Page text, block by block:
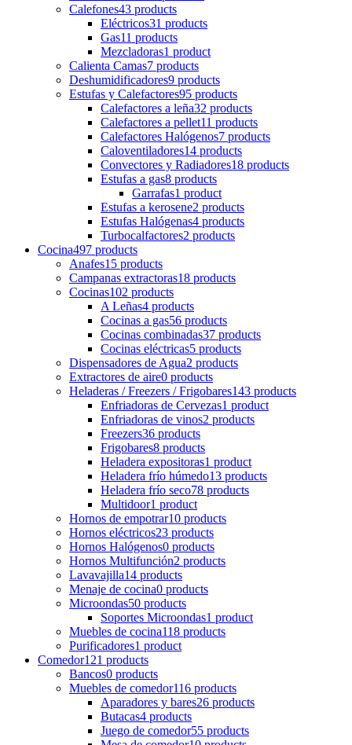
Calefones43 products
Eléctricos31 products
Gas11 products
Mezcladoras1 product
Calienta Camas7 products
Deshumidificadores9 products
Estufas y Calefactores95 products
Calefactores a leña32 products
Calefactores a pellet11 products
Calefactores Halógenos7 products
Caloventiladores14 products
Convectores y Radiadores18 products
Estufas a gas8 products
Garrafas1 product
Estufas a kerosene2 products
Estufas Halógenas4 products
Turbocalfactores2 products
Cocina497 products
Anafes15 products
Campanas extractoras18 products
Cocinas102 products
A Leñas4 products
Cocinas a gas56 products
Cocinas combinadas37 products
Cocinas eléctricas5 products
Dispensadores de Agua2 products
Extractores de aire0 products
Heladeras / Freezers / Frigobares143 products
Enfriadoras de Cervezas1 product
Enfriadoras de vinos2 products
Freezers36 products
Frigobares8 products
Heladera expositoras1 product
Heladera frío húmedo13 products
Heladera frío seco78 products
Multidoor1 product
Hornos de empotrar10 products
Hornos eléctricos23 products
Hornos Halógenos0 products
Hornos Multifunción2 products
Lavavajilla14 products
Menaje de cocina0 products
Microondas50 products
Soportes Microondas1 product
Muebles de cocina118 products
Purificadores1 product
Comedor121 products
Bancos0 products
Muebles de comedor116 products
Aparadores y bares26 products
Butacas4 products
Juego de comedor55 products